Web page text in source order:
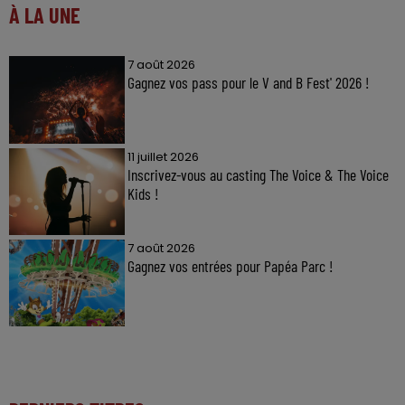
À LA UNE
7 août 2026
Gagnez vos pass pour le V and B Fest' 2026 !
11 juillet 2026
Inscrivez-vous au casting The Voice & The Voice
Kids !
7 août 2026
Gagnez vos entrées pour Papéa Parc !